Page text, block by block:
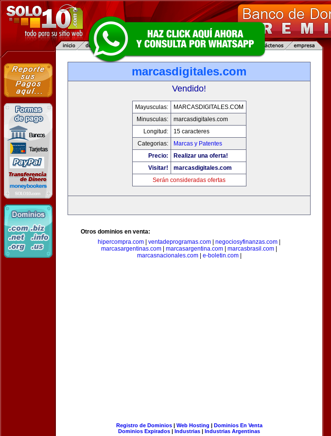
marcasdigitales.com
Vendido!
Mayusculas:
MARCASDIGITALES.COM
Minusculas:
marcasdigitales.com
Longitud:
15 caracteres
Categorias:
Marcas y Patentes
Precio:
Realizar una oferta!
Visitar!
marcasdigitales.com
Serán consideradas ofertas
Otros dominios en venta:
hipercompra.com
ventadeprogramas.com negociosyfinanzas.com
marcasargentinas.com
marcasargentina.com marcasbrasil.com
marcasnacionales.com| e-boletin.com|
Registro de Dominios| Web Hosting | Dominios En Venta
Dominios Expirados | Industrias | Industrias Argentinas